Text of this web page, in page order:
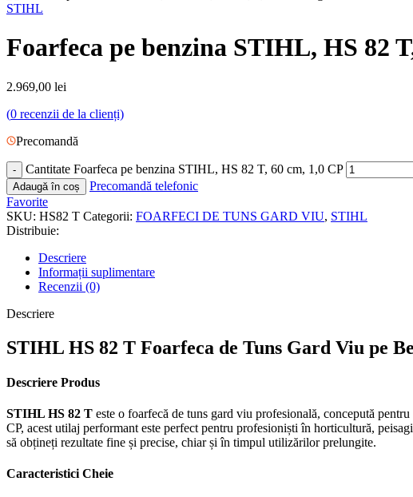
STIHL
Foarfeca pe benzina STIHL, HS 82
2.969,00 lei
(0 recenzii de la clienți)
Precomandă
Cantitate Foarfeca pe benzina STIHL, HS 82 T, 60 cm, 1,0 CP
Adaugă în coș
Precomandă telefonic
Favorite
SKU: HS82 T Categorii: FOARFECI DE TUNS GARD VIU, STIHL
Distribuie:
Descriere
Informații suplimentare
Recenzii (0)
Descriere
STIHL HS 82 T Foarfeca de Tuns Gard Viu pe
Descriere Produs
STIHL HS 82 T este o foarfecă de tuns gard viu profesională, concepută
CP, acest utilaj performant este perfect pentru profesioniști în horticultură,
să obțineți rezultate fine și precise, chiar și în timpul utilizărilor prelungite.
Caracteristici Cheie